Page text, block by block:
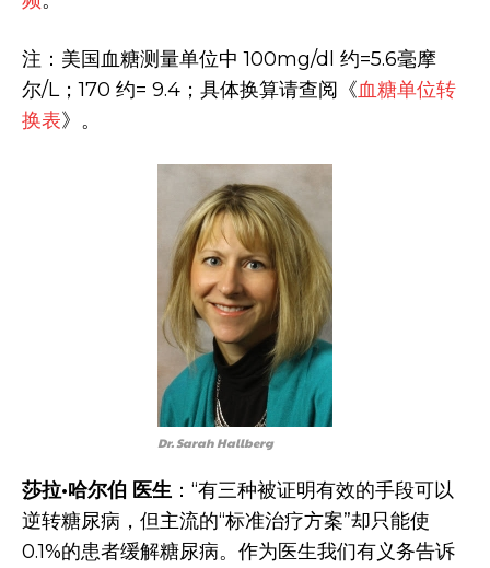
注：美国血糖测量单位中 100mg/dl 约=5.6毫摩
尔/L；170 约= 9.4；具体换算请查阅《血糖单位转
换表》。
Dr. Sarah Hallberg
莎拉·哈尔伯 医生 ：“有三种被证明有效的手段可以
逆转糖尿病，但主流的“标准治疗方案”却只能使
0.1%的患者缓解糖尿病。作为医生我们有义务告诉